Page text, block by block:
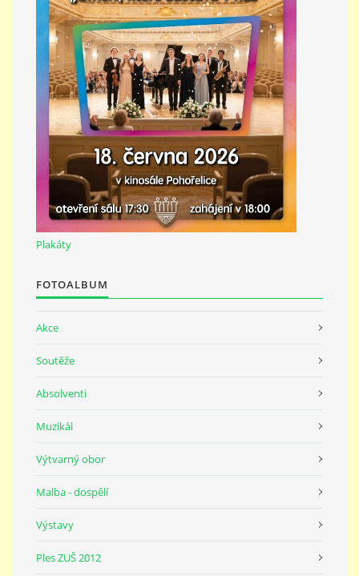
DOTACE
GDPR
ZUŠ Pohořelice
Školní 462
Pohořelice
691 23
Plakáty
FOTOALBUM
Akce
Soutěže
Absolventi
Muzikál
Výtvarný obor
Malba - dospělí
Výstavy
Ples ZUŠ 2012